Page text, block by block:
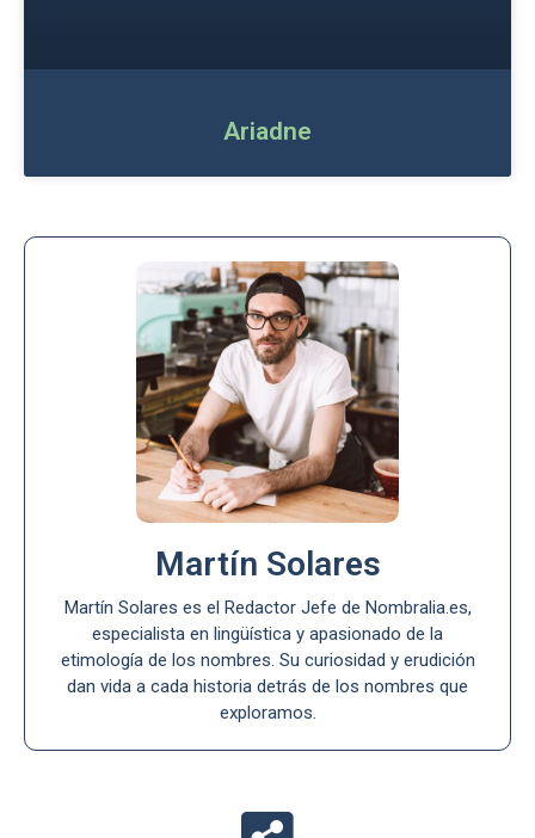
Ariadne
Martín Solares
Martín Solares es el Redactor Jefe de Nombralia.es,
especialista en lingüística y apasionado de la
etimología de los nombres. Su curiosidad y erudición
dan vida a cada historia detrás de los nombres que
exploramos.